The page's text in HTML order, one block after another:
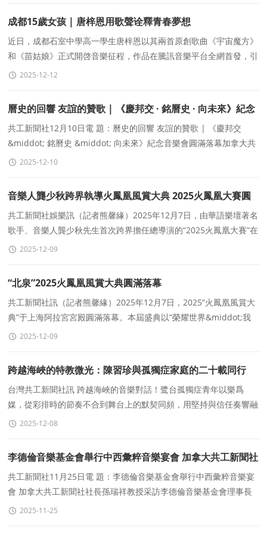
成都15歲女孩 | 唐梓恩用歌聲诠釋青春夢想
近日，成都石室中學高一學生唐梓恩以其兩首原創歌曲《宇宙魔方》
和《苗姑娘》正式開啓音樂征程，作品在騰訊音樂平台全網首發，引
發廣泛關注。這位年僅15歲的少女用歌聲诠釋青春夢想，标志着她
2025-12-12
曆史的回響 友誼的贊歌 | 《慶邦交 · 銘曆史 · 向未來》紀念
音樂會圓滿落幕
共工新聞社12月10日電 題：曆史的回響 友誼的贊歌 | 《慶邦交
&middot; 銘曆史 &middot; 向未來》紀念音樂會圓滿落幕加拿大共
工新聞社記者 孫瑞祥2025年12月7日晚，《慶邦交&mi
2025-12-10
音樂人龔少秋跨界執導火鳳凰風賞大典 2025火鳳凰大賽圓
滿收官
共工新聞社娛樂訊（記者熊馨緣）2025年12月7日，由華語樂壇著名
歌手、音樂人龔少秋先生首次跨界擔任總導演的“2025火鳳凰大賽”在
萬衆矚目中圓滿落幕。本屆大賽完成了
2025-12-09
“北泉”2025火鳳凰風賞大典圓滿落幕
共工新聞社訊（記者熊馨緣）2025年12月7日，2025“火鳳凰風賞大
典”于上海阿拉宮宮殿圓滿落幕。本屆盛典以“榮耀世界&middot;我
是傳奇”爲主題，旨在發掘卓越
2025-12-09
跨越海峽的特教微光：陳習珍與孤獨症家庭的二十載同行
台灣共工新聞社訊 跨越海峽的音樂對話！鹭台孤獨症青年以樂爲
媒，從彩排時的節奏不合到舞台上的默契同頻，用堅持與信任奏響融
合之歌～ 每一次配合都是成長，每一段友誼都藏着“兩岸一家親”的溫
2025-12-08
李德倫音樂基金會舉行中西彙粹音樂宴會 加拿大共工新聞社
社長孫瑞祥教授采訪李德倫音樂基金會理事長李燕女士
共工新聞社11月25日電 題：李德倫音樂基金會舉行中西彙粹音樂宴
會 加拿大共工新聞社社長孫瑞祥教授采訪李德倫音樂基金會理事長
李燕女士加拿大共工新聞社多倫多記者 孫瑞祥11
2025-11-25